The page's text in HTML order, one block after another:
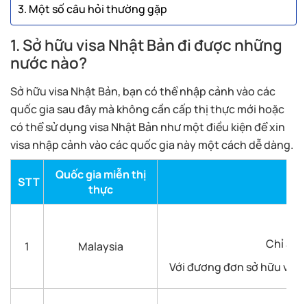
3. Một số câu hỏi thường gặp
1. Sở hữu visa Nhật Bản đi được những
nước nào?
Sở hữu visa Nhật Bản, bạn có thể nhập cảnh vào các
quốc gia sau đây mà không cần cấp thị thực mới hoặc
có thể sử dụng visa Nhật Bản như một điều kiện để xin
visa nhập cảnh vào các quốc gia này một cách dễ dàng.
STT
Quốc gia miễn thị
thực
1 Malaysia
Chỉ áp
Với đương đơn sở hữu